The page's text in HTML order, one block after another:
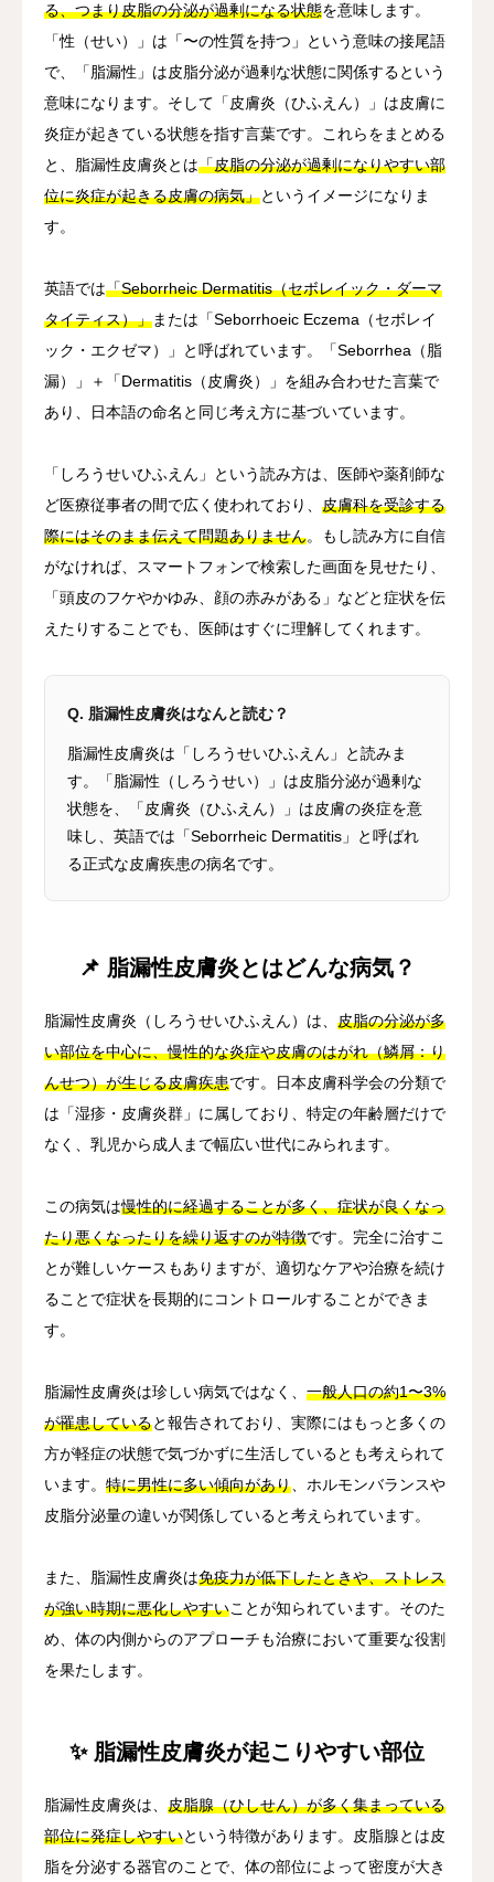
る、つまり皮脂の分泌が過剰になる状態を意味します。
「性（せい）」は「〜の性質を持つ」という意味の接尾語
で、「脂漏性」は皮脂分泌が過剰な状態に関係するという
意味になります。そして「皮膚炎（ひふえん）」は皮膚に
炎症が起きている状態を指す言葉です。これらをまとめる
と、脂漏性皮膚炎とは「皮脂の分泌が過剰になりやすい部
位に炎症が起きる皮膚の病気」というイメージになりま
す。
英語では「Seborrheic Dermatitis（セボレイック・ダーマ
タイティス）」または「Seborrhoeic Eczema（セボレイ
ック・エクゼマ）」と呼ばれています。「Seborrhea（脂
漏）」＋「Dermatitis（皮膚炎）」を組み合わせた言葉で
あり、日本語の命名と同じ考え方に基づいています。
「しろうせいひふえん」という読み方は、医師や薬剤師な
ど医療従事者の間で広く使われており、 皮膚科を受診する
際にはそのまま伝えて問題ありません。もし読み方に自信
がなければ、スマートフォンで検索した画面を見せたり、
「頭皮のフケやかゆみ、顔の赤みがある」などと症状を伝
えたりすることでも、医師はすぐに理解してくれます。
Q. 脂漏性皮膚炎はなんと読む？
脂漏性皮膚炎は「しろうせいひふえん」と読みま
す。「脂漏性（しろうせい）」は皮脂分泌が過剰な
状態を、「皮膚炎（ひふえん）」は皮膚の炎症を意
味し、英語では「Seborrheic Dermatitis」と呼ばれ
る正式な皮膚疾患の病名です。
📌 脂漏性皮膚炎とはどんな病気？
脂漏性皮膚炎（しろうせいひふえん）は、 皮脂の分泌が多
い部位を中心に、慢性的な炎症や皮膚のはがれ（鱗屑：り
んせつ）が生じる皮膚疾患です。日本皮膚科学会の分類で
は「湿疹・皮膚炎群」に属しており、特定の年齢層だけで
なく、乳児から成人まで幅広い世代にみられます。
この病気は慢性的に経過することが多く、症状が良くなっ
たり悪くなったりを繰り返すのが特徴です。完全に治すこ
とが難しいケースもありますが、適切なケアや治療を続け
ることで症状を長期的にコントロールすることができま
す。
脂漏性皮膚炎は珍しい病気ではなく、 一般人口の約1〜3%
が罹患していると報告されており、実際にはもっと多くの
方が軽症の状態で気づかずに生活しているとも考えられて
います。 特に男性に多い傾向があり 、ホルモンバランスや
皮脂分泌量の違いが関係していると考えられています。
また、脂漏性皮膚炎は免疫力が低下したときや、ストレス
が強い時期に悪化しやすいことが知られています。そのた
め、体の内側からのアプローチも治療において重要な役割
を果たします。
✨ 脂漏性皮膚炎が起こりやすい部位
脂漏性皮膚炎は、 皮脂腺（ひしせん）が多く集まっている
部位に発症しやすいという特徴があります。皮脂腺とは皮
脂を分泌する器官のことで、体の部位によって密度が大き